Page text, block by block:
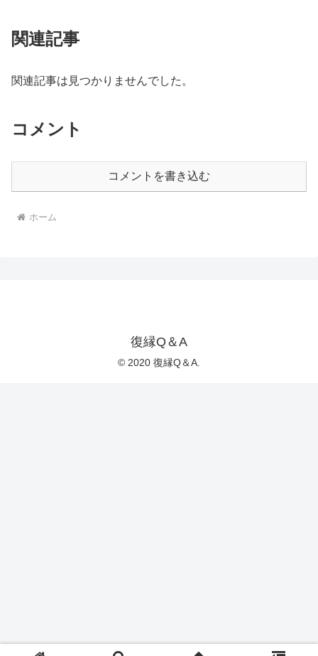
関連記事
関連記事は見つかりませんでした。
コメント
コメントを書き込む
ホーム
復縁Q＆A
© 2020 復縁Q＆A.